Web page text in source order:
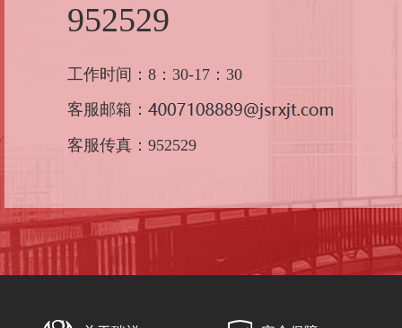
952529
工作时间：8：30-17：30
客服邮箱：
客服传真：952529